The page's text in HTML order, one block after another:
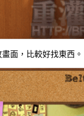
面，比較好找東西。